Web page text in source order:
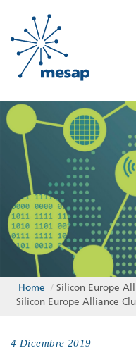
Home / Silicon Europe
Silicon Europe Alliance
4 Dicembre 2019